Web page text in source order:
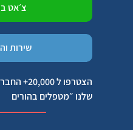
צ׳אט
שירות
הצטרפו ל
שלנו ״מטפלים בהורים